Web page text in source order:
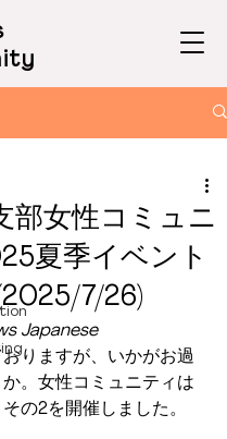
部女性コミュニ
夏季イベント
7/26)
Japanese
りますが、いかがお過
。女性コミュニティは
の2を開催しました。